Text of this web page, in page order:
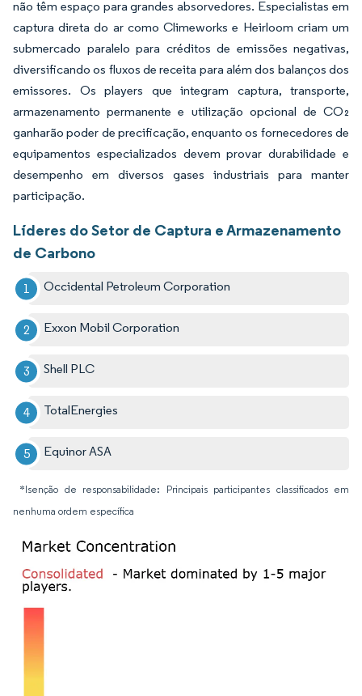
não têm espaço para grandes absorvedores. Especialistas em
captura direta do ar como Climeworks e Heirloom criam um
submercado paralelo para créditos de emissões negativas,
diversificando os fluxos de receita para além dos balanços dos
emissores. Os players que integram captura, transporte,
armazenamento permanente e utilização opcional de CO₂
ganharão poder de precificação, enquanto os fornecedores de
equipamentos especializados devem provar durabilidade e
desempenho em diversos gases industriais para manter
participação.
Líderes do Setor de Captura e Armazenamento
de Carbono
Occidental Petroleum Corporation
Exxon Mobil Corporation
Shell PLC
TotalEnergies
Equinor ASA
*Isenção de responsabilidade: Principais participantes classificados em
nenhuma ordem específica